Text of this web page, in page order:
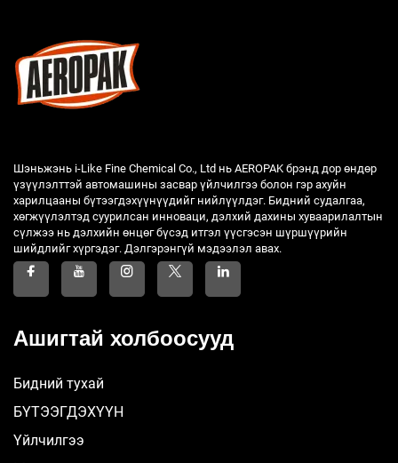
Шэньжэнь i-Like Fine Chemical Co., Ltd нь AEROPAK брэнд дор өндөр
үзүүлэлттэй автомашины засвар үйлчилгээ болон гэр ахуйн
харилцааны бүтээгдэхүүнүүдийг нийлүүлдэг. Бидний судалгаа,
хөгжүүлэлтэд суурилсан инноваци, дэлхий дахины хуваарилалтын
сүлжээ нь дэлхийн өнцөг бүсэд итгэл үүсгэсэн шүршүүрийн
шийдлийг хүргэдэг. Дэлгэрэнгүй мэдээлэл авах.
Ашигтай холбоосууд
Бидний тухай
БҮТЭЭГДЭХҮҮН
Үйлчилгээ